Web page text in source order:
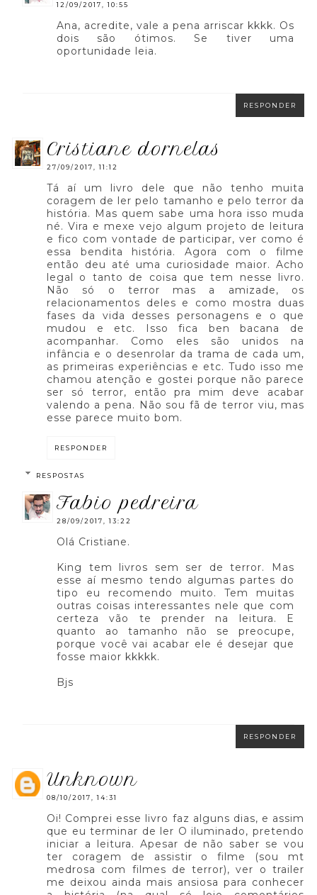
12/09/2017, 10:55
Ana, acredite, vale a pena arriscar kkkk. Os
dois são ótimos. Se tiver uma
oportunidade leia.
RESPONDER
cristiane dornelas
27/09/2017, 11:12
Tá aí um livro dele que não tenho muita
coragem de ler pelo tamanho e pelo terror da
história. Mas quem sabe uma hora isso muda
né. Vira e mexe vejo algum projeto de leitura
e fico com vontade de participar, ver como é
essa bendita história. Agora com o filme
então deu até uma curiosidade maior. Acho
legal o tanto de coisa que tem nesse livro.
Não só o terror mas a amizade, os
relacionamentos deles e como mostra duas
fases da vida desses personagens e o que
mudou e etc. Isso fica ben bacana de
acompanhar. Como eles são unidos na
infância e o desenrolar da trama de cada um,
as primeiras experiências e etc. Tudo isso me
chamou atenção e gostei porque não parece
ser só terror, então pra mim deve acabar
valendo a pena. Não sou fã de terror viu, mas
esse parece muito bom.
RESPONDER
RESPOSTAS
fabio pedreira
28/09/2017, 13:22
Olá Cristiane.
King tem livros sem ser de terror. Mas
esse aí mesmo tendo algumas partes do
tipo eu recomendo muito. Tem muitas
outras coisas interessantes nele que com
certeza vão te prender na leitura. E
quanto ao tamanho não se preocupe,
porque você vai acabar ele é desejar que
fosse maior kkkkk.
Bjs
RESPONDER
unknown
08/10/2017, 14:31
Oi! Comprei esse livro faz alguns dias, e assim
que eu terminar de ler O iluminado, pretendo
iniciar a leitura. Apesar de não saber se vou
ter coragem de assistir o filme (sou mt
medrosa com filmes de terror), ver o trailer
me deixou ainda mais ansiosa para conhecer